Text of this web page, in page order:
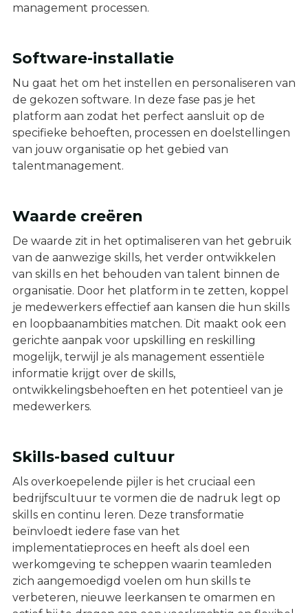
management processen.
Software-installatie
Nu gaat het om het instellen en personaliseren van
de gekozen software. In deze fase pas je het
platform aan zodat het perfect aansluit op de
specifieke behoeften, processen en doelstellingen
van jouw organisatie op het gebied van
talentmanagement.
Waarde creëren
De waarde zit in het optimaliseren van het gebruik
van de aanwezige skills, het verder ontwikkelen
van skills en het behouden van talent binnen de
organisatie. Door het platform in te zetten, koppel
je medewerkers effectief aan kansen die hun skills
en loopbaanambities matchen. Dit maakt ook een
gerichte aanpak voor upskilling en reskilling
mogelijk, terwijl je als management essentiële
informatie krijgt over de skills,
ontwikkelingsbehoeften en het potentieel van je
medewerkers.
Skills-based cultuur
Als overkoepelende pijler is het cruciaal een
bedrijfscultuur te vormen die de nadruk legt op
skills en continu leren. Deze transformatie
beïnvloedt iedere fase van het
implementatieproces en heeft als doel een
werkomgeving te scheppen waarin teamleden
zich aangemoedigd voelen om hun skills te
verbeteren, nieuwe leerkansen te omarmen en